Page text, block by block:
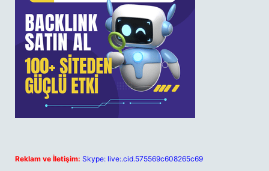
Reklam ve İletişim: Skype: live:.cid.575569c608265c69